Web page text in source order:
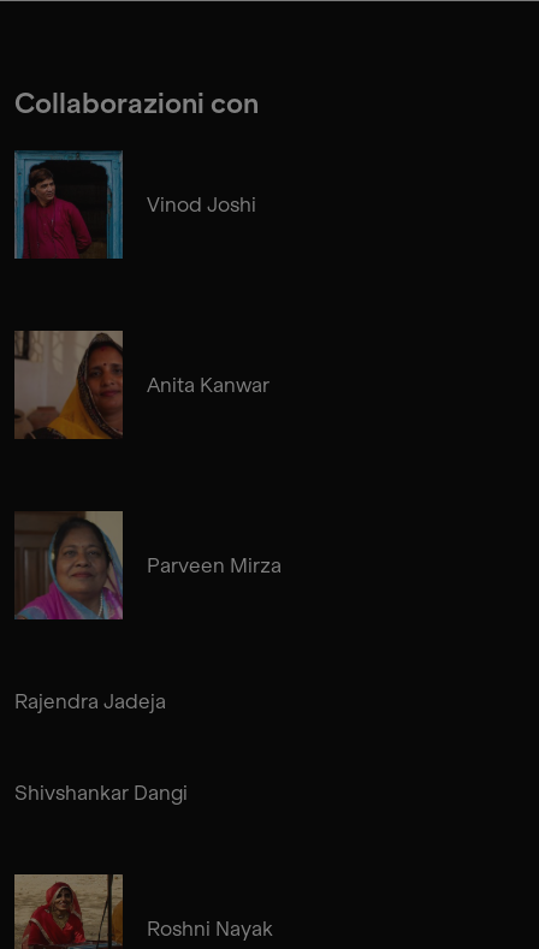
Collaborazioni con
Vinod Joshi
Anita Kanwar
Parveen Mirza
Rajendra Jadeja
Shivshankar Dangi
Roshni Nayak